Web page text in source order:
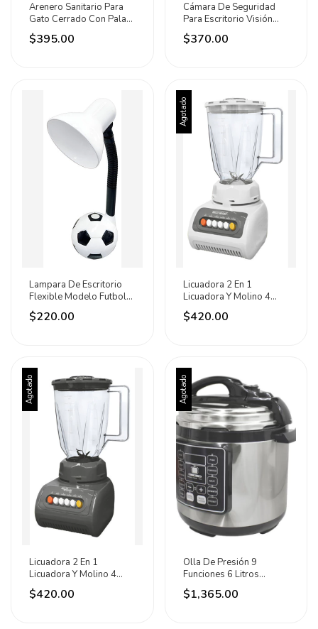
Arenero Sanitario Para
Gato Cerrado Con Pala
Gris Gris
$395.00
Cámara De Seguridad
Para Escritorio Visión
Nocturna Adir Blanco
$370.00
Lampara De Escritorio
Flexible Modelo Futbol
40w Adir Negro Blanco
$220.00
Agotado
Licuadora 2 En 1
Licuadora Y Molino 4
Velocidades Adir Blanco
$420.00
Agotado
Licuadora 2 En 1
Licuadora Y Molino 4
Velocidades Adir Negro
$420.00
Agotado
Olla De Presión 9
Funciones 6 Litros
1250w Adir 60hz
Plateado
$1,365.00